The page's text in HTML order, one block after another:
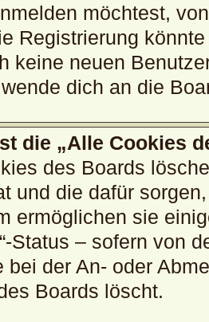
möchtest,
Registrierung
keine neuen
dich an die
die „Alle Cookies
des Boards
und die dafür
ermöglichen sie
Status – sofern von
bei der An- oder
Boards löscht.